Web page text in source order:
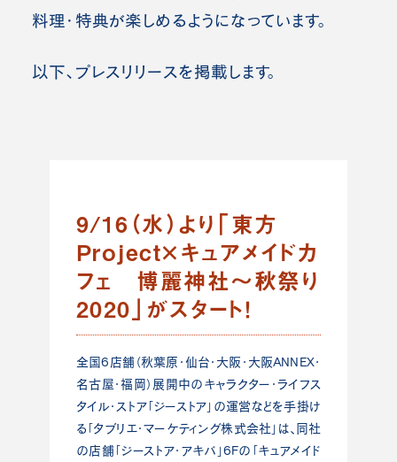
料理・特典が楽しめるようになっています。
以下、プレスリリースを掲載します。
9/16（水）より「東方
Project×キュアメイドカ
フェ 博麗神社～秋祭り
2020」がスタート！
全国6店舗（秋葉原・仙台・大阪・大阪ANNEX・
名古屋・福岡）展開中のキャラクター・ライフス
タイル・ストア「ジーストア」の運営などを手掛け
る「タブリエ・マーケティング株式会社」は、同社
の店舗「ジーストア・アキバ」6Fの「キュアメイド